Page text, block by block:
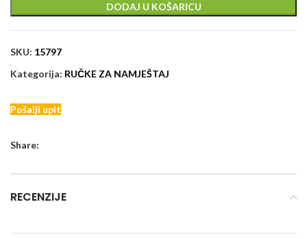
DODAJ U KOŠARICU
SKU: 15797
Kategorija: RUČKE ZA NAMJEŠTAJ
Pošalji upit
Share:
RECENZIJE